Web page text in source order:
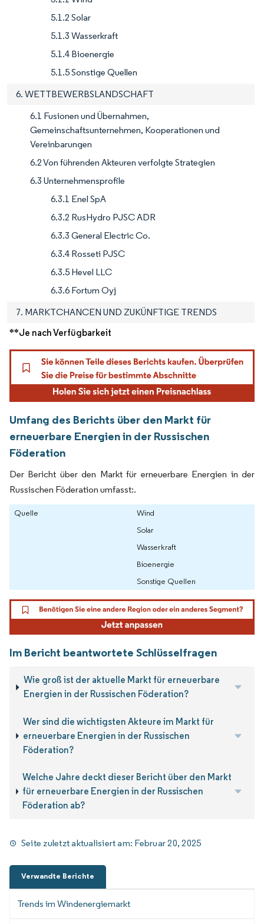
5.1.2 Solar
5.1.3 Wasserkraft
5.1.4 Bioenergie
5.1.5 Sonstige Quellen
6. WETTBEWERBSLANDSCHAFT
6.1 Fusionen und Übernahmen,
Gemeinschaftsunternehmen, Kooperationen und
Vereinbarungen
6.2 Von führenden Akteuren verfolgte Strategien
6.3 Unternehmensprofile
6.3.1 Enel SpA
6.3.2 RusHydro PJSC ADR
6.3.3 General Electric Co.
6.3.4 Rosseti PJSC
6.3.5 Hevel LLC
6.3.6 Fortum Oyj
7. MARKTCHANCEN UND ZUKÜNFTIGE TRENDS
**Je nach Verfügbarkeit
Umfang des Berichts über den Markt für
erneuerbare Energien in der Russischen
Föderation
Der Bericht über den Markt für erneuerbare Energien in der
Russischen Föderation umfasst:.
Quelle
Wind
Solar
Wasserkraft
Bioenergie
Sonstige Quellen
Im Bericht beantwortete Schlüsselfragen
Wie groß ist der aktuelle Markt für erneuerbare
Energien in der Russischen Föderation?
Wer sind die wichtigsten Akteure im Markt für
erneuerbare Energien in der Russischen
Föderation?
Welche Jahre deckt dieser Bericht über den Markt
für erneuerbare Energien in der Russischen
Föderation ab?
Seite zuletzt aktualisiert am: Februar 20, 2025
Verwandte Berichte
Trends im Windenergiemarkt